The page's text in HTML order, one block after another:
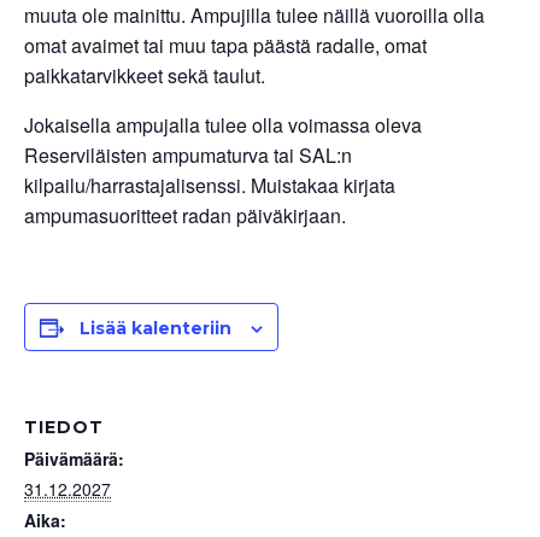
muuta ole mainittu. Ampujilla tulee näillä vuoroilla olla
omat avaimet tai muu tapa päästä radalle, omat
paikkatarvikkeet sekä taulut.
Jokaisella ampujalla tulee olla voimassa oleva
Reserviläisten ampumaturva tai SAL:n
kilpailu/harrastajalisenssi. Muistakaa kirjata
ampumasuoritteet radan päiväkirjaan.
Lisää kalenteriin
TIEDOT
Päivämäärä:
31.12.2027
Aika: